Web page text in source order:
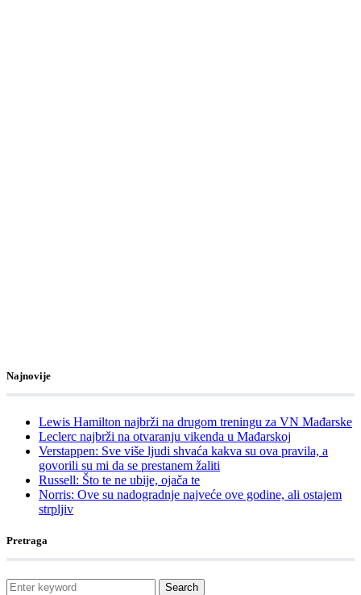
Najnovije
Lewis Hamilton najbrži na drugom treningu za VN Mađarske
Leclerc najbrži na otvaranju vikenda u Mađarskoj
Verstappen: Sve više ljudi shvaća kakva su ova pravila, a
govorili su mi da se prestanem žaliti
Russell: Što te ne ubije, ojača te
Norris: Ove su nadogradnje najveće ove godine, ali ostajem
strpljiv
Pretraga
Search